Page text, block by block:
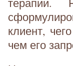
клиент,
чем его